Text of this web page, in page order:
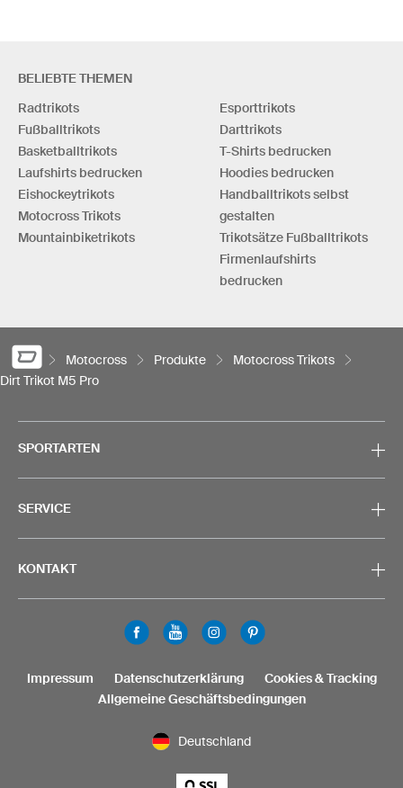
BELIEBTE THEMEN
Radtrikots
Fußballtrikots
Basketballtrikots
Laufshirts bedrucken
Eishockeytrikots
Motocross Trikots
Mountainbiketrikots
Esporttrikots
Darttrikots
T-Shirts bedrucken
Hoodies bedrucken
Handballtrikots selbst
gestalten
Trikotsätze Fußballtrikots
Firmenlaufshirts
bedrucken
Motocross Produkte
Motocross Trikots
Dirt Trikot M5 Pro
SPORTARTEN
SERVICE
KONTAKT
Deutschland
Impressum Datenschutzerklärung
Cookies & Tracking
Allgemeine Geschäftsbedingungen